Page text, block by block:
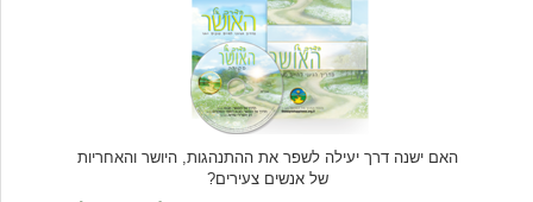
האם ישנה דרך יעילה לשפר את ההתנהגות, היושר והאחריות
של אנשים צעירים?